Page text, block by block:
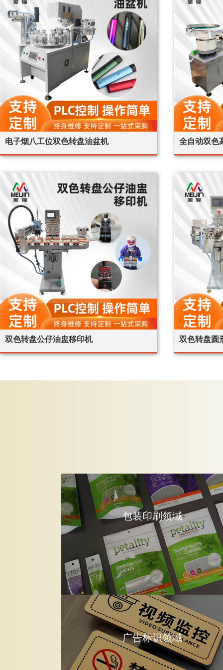
电子烟八工位双色转盘油盆机 全自动双色
双色转盘公仔油盅移印机 双色转盘圆
包装印刷领域
广告标识领域